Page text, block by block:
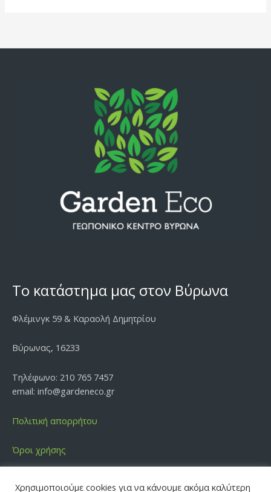
Το κατάστημα μας στον Βύρωνα
Φλέμινγκ 59 & Καραολή Δημητρίου
Βύρωνας, 16233
Τηλέφωνο: 210 765 7457
email: info@gardeneco.gr
Πολιτική απορρήτου
Όροι χρήσης
Χρησιμοποιούμε cookies για να κάνουμε ακόμα καλύτερη